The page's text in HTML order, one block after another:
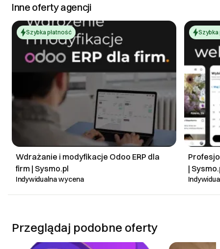
Inne oferty agencji
Szybka płatność
Wdrażanie i modyfikacje Odoo ERP dla
firm | Sysmo.pl
Indywidualna wycena
Szybka
|
Przeglądaj podobne oferty